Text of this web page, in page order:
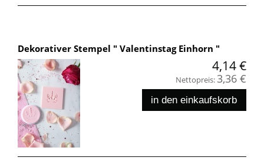
Dekorativer Stempel " Valentinstag Einhorn "
4,14 €
Nettopreis:3,36 €
in den einkaufskorb